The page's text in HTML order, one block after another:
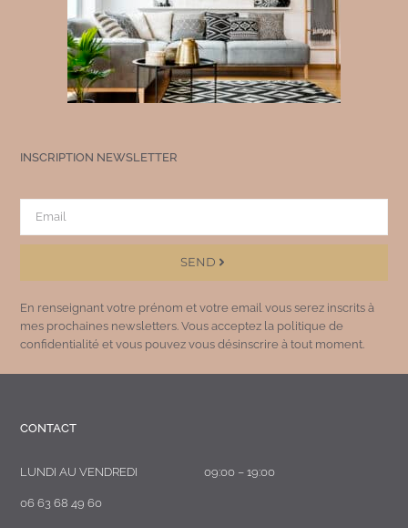
INSCRIPTION NEWSLETTER
SEND
En renseignant votre prénom et votre email vous serez inscrits à
mes prochaines newsletters. Vous acceptez la politique de
confidentialité et vous pouvez vous désinscrire à tout moment.
CONTACT
LUNDI AU VENDREDI 09:00 – 19:00
06 63 68 49 60